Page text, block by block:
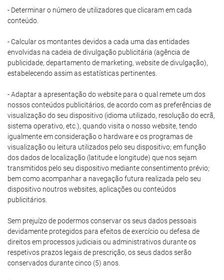
- Determinar o número de utilizadores que clicaram em cada
conteúdo.
- Calcular os montantes devidos a cada uma das entidades
envolvidas na cadeia de divulgação publicitária (agência de
publicidade, departamento de marketing, website de divulgação),
estabelecendo assim as estatísticas pertinentes.
- Adaptar a apresentação do website para o qual remete um dos
nossos conteúdos publicitários, de acordo com as preferências de
visualização do seu dispositivo (idioma utilizado, resolução do ecrã,
sistema operativo, etc.), quando visita o nosso website, tendo
igualmente em consideração o hardware e os programas de
visualização ou leitura utilizados pelo seu dispositivo; em função
dos dados de localização (latitude e longitude) que nos sejam
transmitidos pelo seu dispositivo mediante consentimento prévio;
bem como acompanhar a navegação futura realizada pelo seu
dispositivo noutros websites, aplicações ou conteúdos
publicitários.
Sem prejuízo de podermos conservar os seus dados pessoais
devidamente protegidos para efeitos de exercício ou defesa de
direitos em processos judiciais ou administrativos durante os
respetivos prazos legais de prescrição, os seus dados serão
conservados durante cinco (5) anos.